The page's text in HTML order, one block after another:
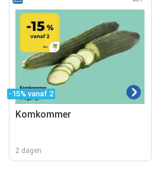
-15% vanaf 2
Komkommer
2 dagen